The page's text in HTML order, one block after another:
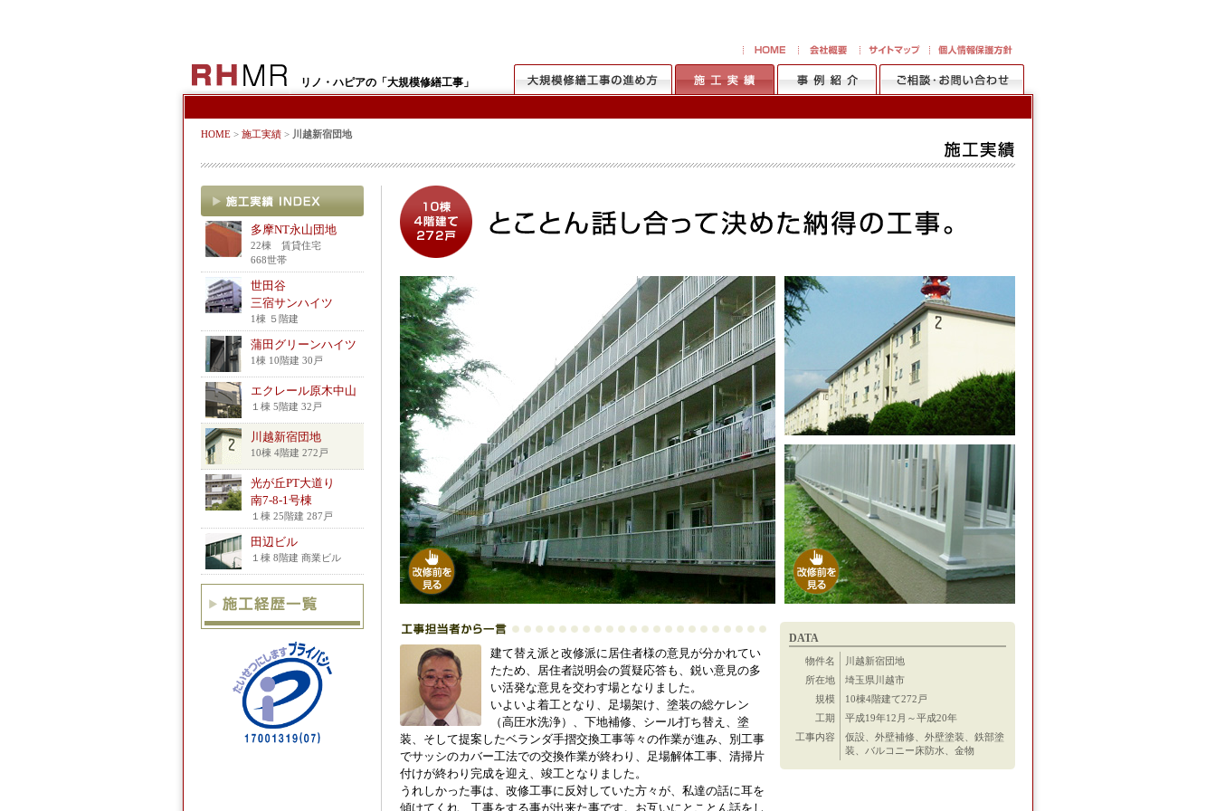
リノ・ハピアの「大規模修繕工事」
HOME > 施工実績 > 川越新宿団地
多摩NT永山団地
22棟 賃貸住宅
668世帯
世田谷
三宿サンハイツ
1棟 ５階建
蒲田グリーンハイツ
1棟 10階建 30戸
エクレール原木中山
１棟 5階建 32戸
川越新宿団地
10棟 4階建 272戸
光が丘PT大道り
南7-8-1号棟
１棟 25階建 287戸
田辺ビル
１棟 8階建 商業ビル
建て替え派と改修派に居住者様の意見が分かれてい
たため、居住者説明会の質疑応答も、鋭い意見の多
い活発な意見を交わす場となりました。
いよいよ着工となり、足場架け、塗装の総ケレン
（高圧水洗浄）、下地補修、シール打ち替え、塗
装、そして提案したベランダ手摺交換工事等々の作業が進み、別工事
でサッシのカバー工法での交換作業が終わり、足場解体工事、清掃片
付けが終わり完成を迎え、竣工となりました。
うれしかった事は、改修工事に反対していた方々が、私達の話に耳を
傾けてくれ、工事をする事が出来た事です。お互いにとことん話をし
DATA
物件名
川越新宿団地
所在地
埼玉県川越市
規模
10棟4階建て272戸
工期
平成19年12月～平成20年
工事内容
仮設、外壁補修、外壁塗装、鉄部塗
装、バルコニー床防水、金物